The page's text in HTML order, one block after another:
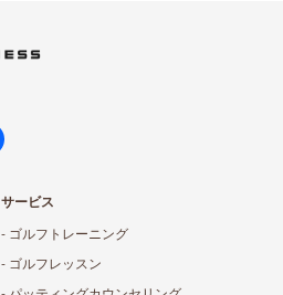
サービス
- ゴルフトレーニング
- ゴルフレッスン